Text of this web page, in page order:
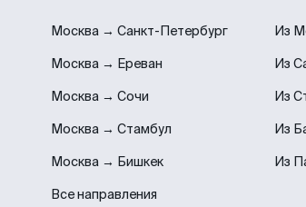
Москва → Санкт-Петербург
Москва → Ереван
Москва → Сочи
Москва → Стамбул
Москва → Бишкек
Все направления
Из
Из
Из
Из
Из